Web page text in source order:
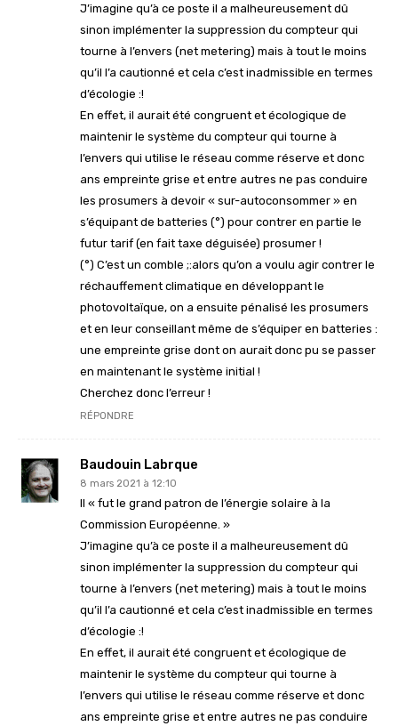
J’imagine qu’à ce poste il a malheureusement dû
sinon implémenter la suppression du compteur qui
tourne à l’envers (net metering) mais à tout le moins
qu’il l’a cautionné et cela c’est inadmissible en termes
d’écologie :!
En effet, il aurait été congruent et écologique de
maintenir le système du compteur qui tourne à
l’envers qui utilise le réseau comme réserve et donc
ans empreinte grise et entre autres ne pas conduire
les prosumers à devoir « sur-autoconsommer » en
s’équipant de batteries (°) pour contrer en partie le
futur tarif (en fait taxe déguisée) prosumer !
(°) C’est un comble ;:alors qu’on a voulu agir contrer le
réchauffement climatique en développant le
photovoltaïque, on a ensuite pénalisé les prosumers
et en leur conseillant même de s’équiper en batteries :
une empreinte grise dont on aurait donc pu se passer
en maintenant le système initial !
Cherchez donc l’erreur !
RÉPONDRE
Baudouin Labrque
8 mars 2021 à 12:10
Il « fut le grand patron de l’énergie solaire à la
Commission Européenne. »
J’imagine qu’à ce poste il a malheureusement dû
sinon implémenter la suppression du compteur qui
tourne à l’envers (net metering) mais à tout le moins
qu’il l’a cautionné et cela c’est inadmissible en termes
d’écologie :!
En effet, il aurait été congruent et écologique de
maintenir le système du compteur qui tourne à
l’envers qui utilise le réseau comme réserve et donc
ans empreinte grise et entre autres ne pas conduire